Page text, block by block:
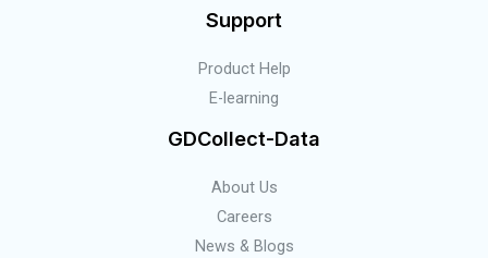
Support
Product Help
E-learning
GDCollect-Data
About Us
Careers
News & Blogs